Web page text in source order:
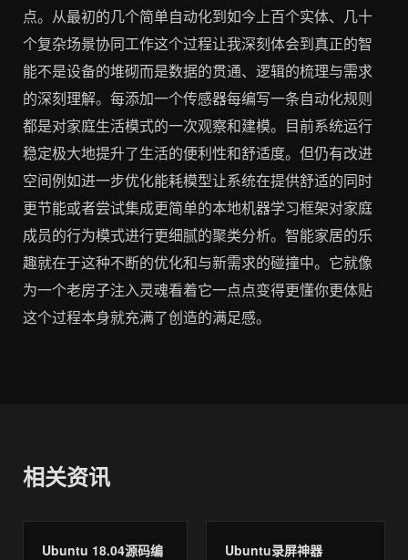
点。从最初的几个简单自动化到如今上百个实体、几十
个复杂场景协同工作这个过程让我深刻体会到真正的智
能不是设备的堆砌而是数据的贯通、逻辑的梳理与需求
的深刻理解。每添加一个传感器每编写一条自动化规则
都是对家庭生活模式的一次观察和建模。目前系统运行
稳定极大地提升了生活的便利性和舒适度。但仍有改进
空间例如进一步优化能耗模型让系统在提供舒适的同时
更节能或者尝试集成更简单的本地机器学习框架对家庭
成员的行为模式进行更细腻的聚类分析。智能家居的乐
趣就在于这种不断的优化和与新需求的碰撞中。它就像
为一个老房子注入灵魂看着它一点点变得更懂你更体贴
这个过程本身就充满了创造的满足感。
相关资讯
Ubuntu 18.04源码编
Ubuntu录屏神器